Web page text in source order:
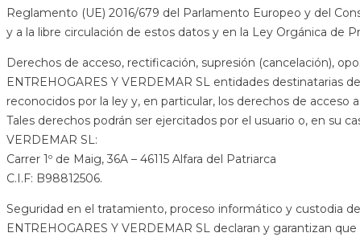
Reglamento (UE) 2016/679 del Parlamento Europeo y del
y a la libre circulación de estos datos y en la Ley Orgánica de
Derechos de acceso, rectificación, supresión (cancelación),
ENTREHOGARES Y VERDEMAR SL entidades
reconocidos por la ley y, en particular, los derechos de
Tales derechos podrán ser ejercitados por el usuario o, en su
VERDEMAR SL:
Carrer 1º de Maig, 36A – 46115 Alfara del Patriarca
C.I.F: B98812506.
Seguridad en el tratamiento, proceso informático y custodia
ENTREHOGARES Y VERDEMAR SL declaran y garantizan